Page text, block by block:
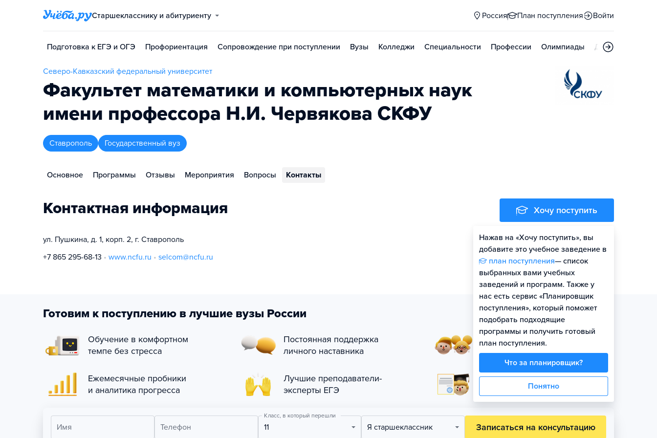
Старшекласснику и абитуриенту Россия План поступления Войти
Подготовка к ЕГЭ и ОГЭ Профориентация Сопровождение при поступлении Вузы Колледжи Специальности Профессии Олимпиады Дни открытых
Северо-Кавказский федеральный университет
Факультет математики и компьютерных наук
имени профессора Н.И. Червякова СКФУ
Ставрополь Государственный вуз
Основное Программы Отзывы Мероприятия Вопросы Контакты
Контактная информация
ул. Пушкина, д. 1, корп. 2, г. Ставрополь
+7 865 295-68-13
www.ncfu.ru selcom@ncfu.ru
Хочу поступить
Нажав на «Хочу поступить», вы
добавите это учебное заведение в
план поступления— список
выбранных вами учебных
заведений и программ. Также у
нас есть сервис «Планировщик
поступления», который поможет
подобрать подходящие
программы и получить готовый
план поступления.
Что за планировщик?
Понятно
Оценить шансы
Готовим к поступлению в лучшие вузы России
Обучение в комфортном
темпе без стресса
Постоянная поддержка
личного наставника
Занятия в небольших
группах по уровню
Ежемесячные пробники
и аналитика прогресса
Лучшие преподаватели-
эксперты ЕГЭ
Официальная гарантия
поступления на бюджет
Имя Телефон
Класс, в который перешли
11 Я старшеклассник Записаться на консультацию